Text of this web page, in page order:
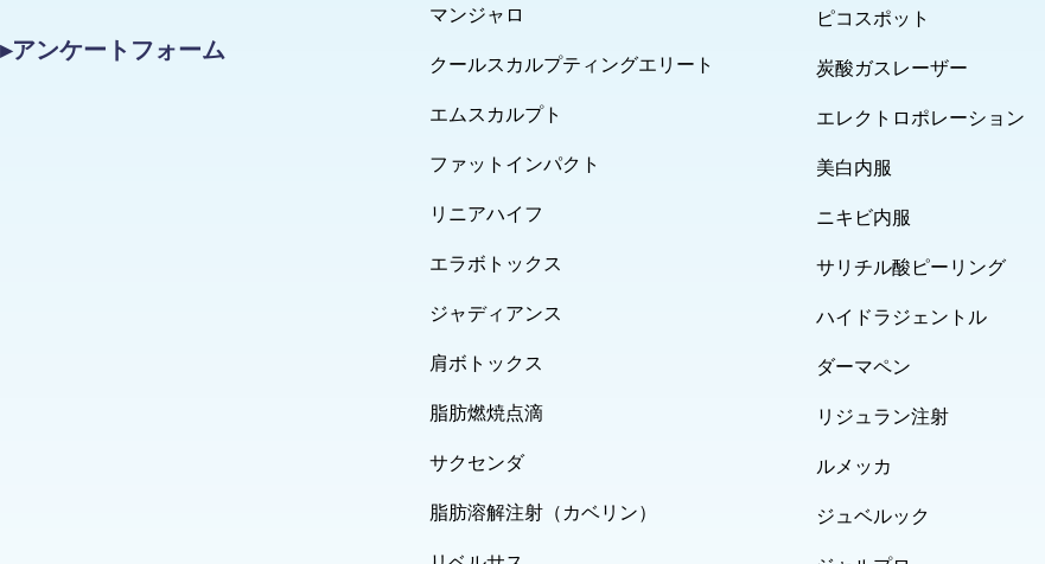
▸アンケートフォーム
マンジャロ
クールスカルプティングエリート
エムスカルプト
ファットインパクト
リニアハイフ
エラボトックス
ジャディアンス
肩ボトックス
脂肪燃焼点滴
サクセンダ
脂肪溶解注射（カベリン）
ピコスポット
炭酸ガスレーザー
エレクトロポレーション
美白内服
ニキビ内服
サリチル酸ピーリング
ハイドラジェントル
ダーマペン
リジュラン注射
ルメッカ
ジュベルック